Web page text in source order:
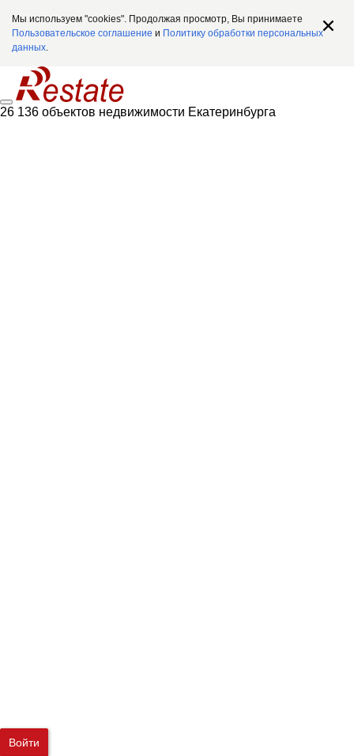
Мы используем "cookies". Продолжая просмотр, Вы принимаете
Пользовательское соглашение и Политику обработки персональных
данных.
26 136 объектов недвижимости Екатеринбурга
Войти